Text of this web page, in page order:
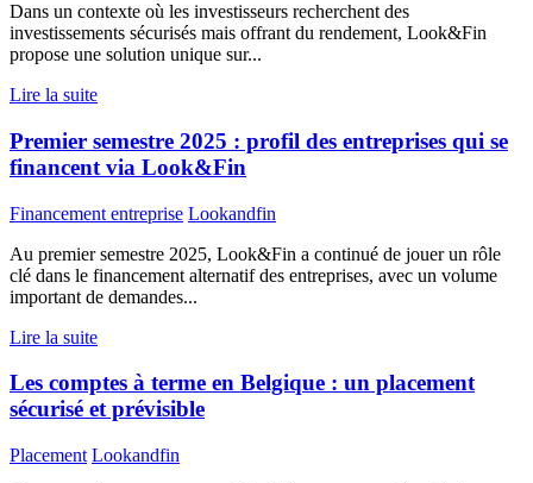
Dans un contexte où les investisseurs recherchent des
investissements sécurisés mais offrant du rendement, Look&Fin
propose une solution unique sur...
Lire la suite
Premier semestre 2025 : profil des entreprises qui se
financent via Look&Fin
Financement entreprise Lookandfin
Au premier semestre 2025, Look&Fin a continué de jouer un rôle
clé dans le financement alternatif des entreprises, avec un volume
important de demandes...
Lire la suite
Les comptes à terme en Belgique : un placement
sécurisé et prévisible
Placement Lookandfin